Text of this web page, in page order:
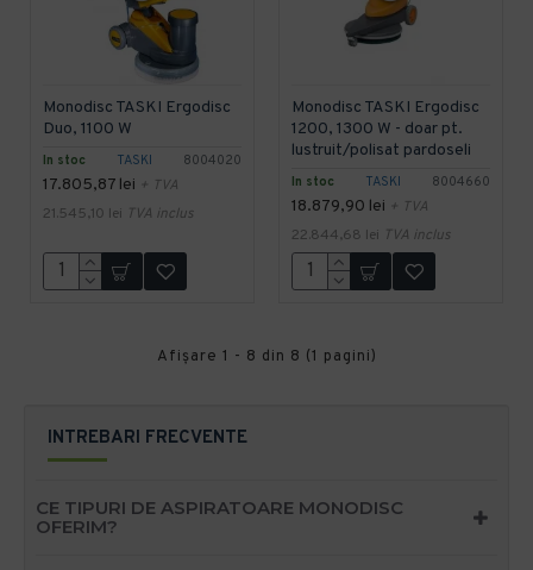
In stoc TASKI 8004020
Monodisc TASKI Ergodisc
Duo, 1100 W
17.805,87 lei + TVA
21.545,10 lei TVA inclus
In stoc TASKI 8004660
Monodisc TASKI Ergodisc
1200, 1300 W - doar pt.
lustruit/polisat pardoseli
18.879,90 lei + TVA
22.844,68 lei TVA inclus
Afişare 1 - 8 din 8 (1 pagini)
INTREBARI FRECVENTE
CE TIPURI DE ASPIRATOARE MONODISC
OFERIM?